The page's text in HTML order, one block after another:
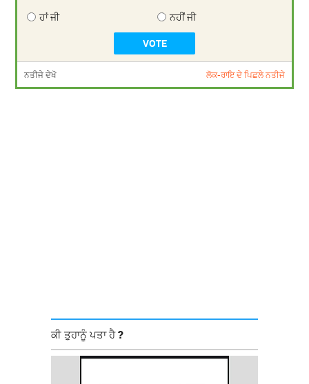
ਹਾਂ ਜੀ ਨਹੀਂ ਜੀ
ਨਤੀਜੇ ਦੇਖੋ ਲੋਕ-ਰਾਇ ਦੇ ਪਿਛਲੇ ਨਤੀਜੇ
ਕੀ ਤੁਹਾਨੂੰ ਪਤਾ ਹੈ ?